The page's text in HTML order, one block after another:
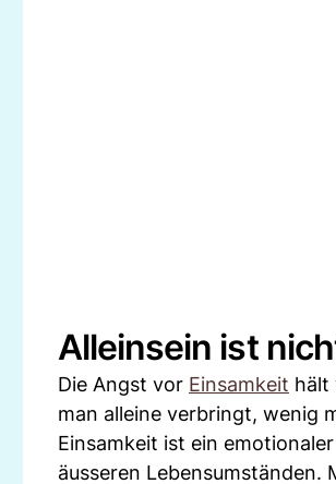
Alleinsein ist
Die Angst vor Einsamkeit hält
man alleine verbringt, wenig
Einsamkeit ist ein
äusseren Lebensumständen.